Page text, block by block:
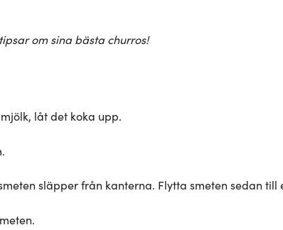
om sina bästa churros!
låt det koka upp.
släpper från kanterna. Flytta smeten sedan till